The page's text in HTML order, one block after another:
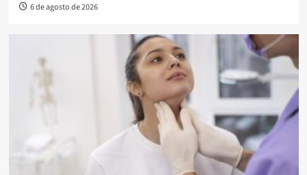
6 de agosto de 2026